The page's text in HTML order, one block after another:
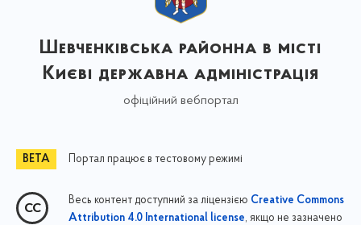
Шевченківська районна в місті
Києві державна адміністрація
офіційний вебпортал
Портал працює в тестовому режимі
Весь контент доступний за ліцензією Creative Commons
Attribution 4.0 International license, якщо не зазначено